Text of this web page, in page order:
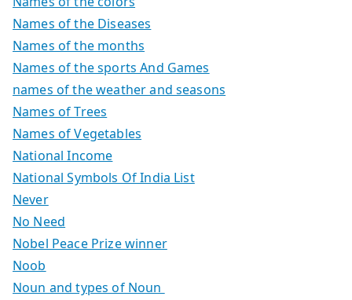
Names of the Diseases
Names of the months
Names of the sports And Games
names of the weather and seasons
Names of Trees
Names of Vegetables
National Income
National Symbols Of India List
Never
No Need
Nobel Peace Prize winner
Noob
Noun and types of Noun